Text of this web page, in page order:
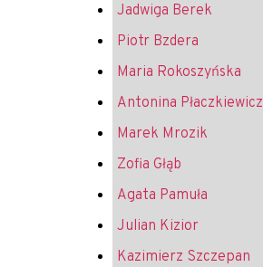
Jadwiga Berek
Piotr Bzdera
Maria Rokoszyńska
Antonina Płaczkiewicz
Marek Mrozik
Zofia Głąb
Agata Pamuła
Julian Kizior
Kazimierz Szczepan